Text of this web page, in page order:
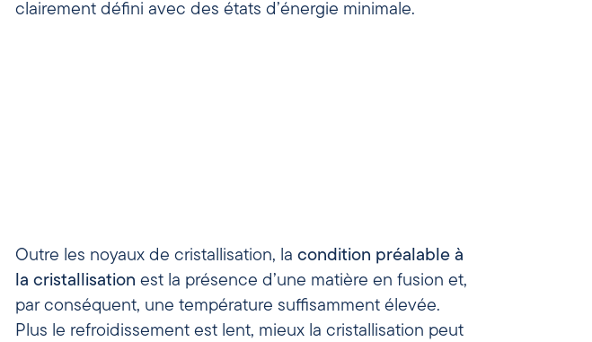
clairement défini avec des états d’énergie minimale.
Outre les noyaux de cristallisation, la condition préalable à
la cristallisation est la présence d’une matière en fusion et,
par conséquent, une température suffisamment élevée.
Plus le refroidissement est lent, mieux la cristallisation peut